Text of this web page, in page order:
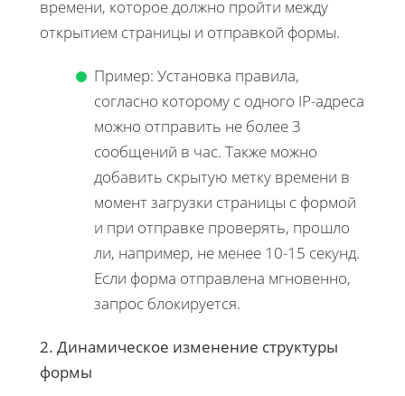
времени, которое должно пройти между
открытием страницы и отправкой формы.
Пример: Установка правила,
согласно которому с одного IP-адреса
можно отправить не более 3
сообщений в час. Также можно
добавить скрытую метку времени в
момент загрузки страницы с формой
и при отправке проверять, прошло
ли, например, не менее 10-15 секунд.
Если форма отправлена мгновенно,
запрос блокируется.
2. Динамическое изменение структуры
формы